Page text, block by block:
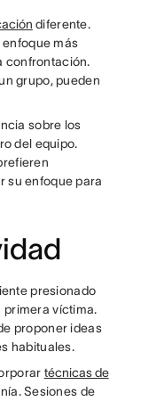
diferente.
más
confrontación.
grupo, pueden
sobre los
del equipo.
su enfoque para
presionado
primera víctima.
proponer ideas
habituales.
técnicas de
Sesiones de